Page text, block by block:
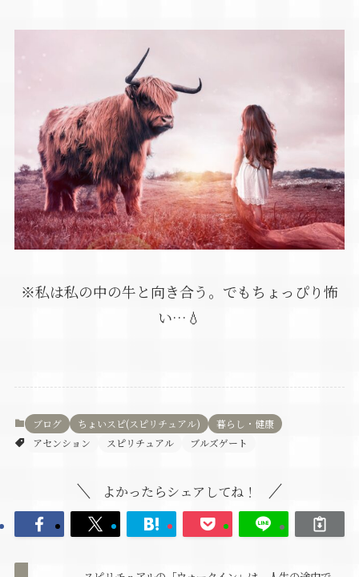
※私は私の中の牛と向き合う。でもちょっぴり怖
い…💧
ブログ ちょいスピ(スピリチュアル)
暮らし・健康
アセンション
スピリチュアル ブルズゲート
よかったらシェアしてね！